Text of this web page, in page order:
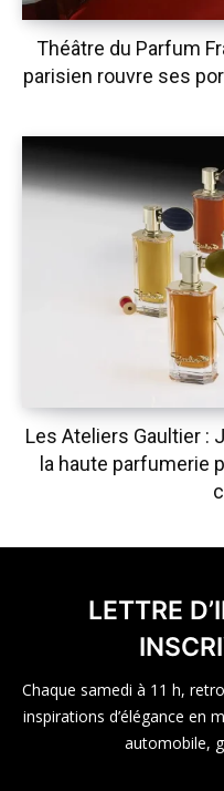
Théâtre du Parfum
parisien rouvre ses
Les Ateliers Gaultier :
la haute parfumerie
LETTRE
Chaque samedi à 11 h,
inspirations d’élégance en
automobile,